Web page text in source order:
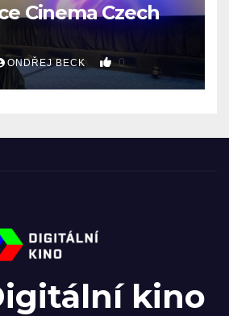
Cinema Czech
ONDŘEJ BECK 0
kino